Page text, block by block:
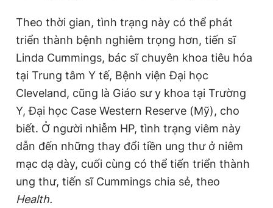
Theo thời gian, tình trạng này có thể phát
triển thành bệnh nghiêm trọng hơn, tiến sĩ
Linda Cummings, bác sĩ chuyên khoa tiêu hóa
tại Trung tâm Y tế, Bệnh viện Đại học
Cleveland, cũng là Giáo sư y khoa tại Trường
Y, Đại học Case Western Reserve (Mỹ), cho
biết. Ở người nhiễm HP, tình trạng viêm này
dẫn đến những thay đổi tiền ung thư ở niêm
mạc dạ dày, cuối cùng có thể tiến triển thành
ung thư, tiến sĩ Cummings chia sẻ, theo
Health.